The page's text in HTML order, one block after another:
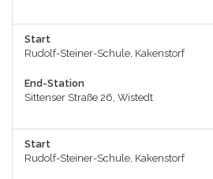
Start
Rudolf-Steiner-Schule, Kakenstorf
End-Station
Sittenser Straße 26, Wistedt
Start
Rudolf-Steiner-Schule, Kakenstorf